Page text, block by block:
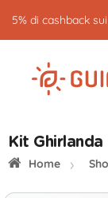
5% di cashback
Kit Ghirlanda
Home